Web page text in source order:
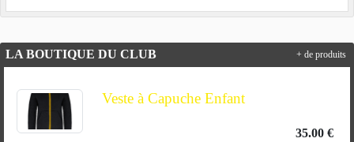
LA BOUTIQUE DU CLUB
Veste à Capuche Enfant
35.00 €
+ de produits